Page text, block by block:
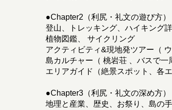
●Chapter2（利尻・礼文の遊び方）
登山、トレッキング、ハイキング
植物図鑑、 サイクリング
アクティビティ&現地発ツアー（
島カルチャー（ 桃岩荘 、バスで一
エリアガイド（絶景スポット、各エ
●Chapter3（利尻・礼文の深め方）
地理と産業、歴史、お祭り、島の